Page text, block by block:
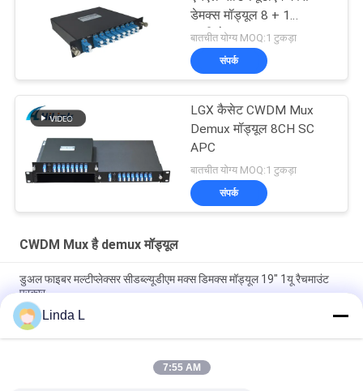
डेमक्स मॉड्यूल 8 + 1
मल्टीप्लेक्सर
बातचीत योग्य MOQ:1 टुकड़ा
संपर्क
LGX कैसेट CWDM Mux
Demux मॉड्यूल 8CH SC
APC
बातचीत योग्य MOQ:1 टुकड़ा
संपर्क
CWDM Mux है demux मॉड्यूल
डुअल फाइबर मल्टीप्लेक्सर सीडब्ल्यूडीएम मक्स डिमक्स मॉड्यूल 19" 1यू रैचमाउंट
प्रकार
FWDM फ़िल्टर मिनी ABS बॉक्स TX1550 RX 1310nm 1490nm SC UPC
SC APC
अल्ट्रा-लो लॉस के साथ कस्टमाइज़ेबल 8 चैनल मिनी स्मॉल CWDM Mux Demux
Linda L
7:55 AM